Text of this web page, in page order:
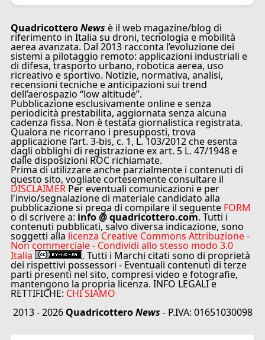
QuadricotteroNews è il web magazine/blog di
riferimento in Italia su droni, tecnologia e mobilità
aerea avanzata. Dal 2013 racconta l’evoluzione dei
sistemi a pilotaggio remoto: applicazioni industriali e
di difesa, trasporto urbano, robotica aerea, uso
ricreativo e sportivo. Notizie, normativa, analisi,
recensioni tecniche e anticipazioni sui trend
dell’aerospazio “low altitude”.
Pubblicazione esclusivamente online e senza
periodicità prestabilita, aggiornata senza alcuna
cadenza fissa. Non è testata giornalistica registrata.
Qualora ne ricorrano i presupposti, trova
applicazione l’art. 3-bis, c. 1, L. 103/2012 che esenta
dagli obblighi di registrazione ex art. 5 L. 47/1948 e
dalle disposizioni ROC richiamate.
Prima di utilizzare anche parzialmente i contenuti di
questo sito, vogliate cortesemente consultare il
DISCLAIMER Per eventuali comunicazioni e per
l'invio/segnalazione di materiale candidato alla
pubblicazione si prega di compilare il seguente FORM
o di scrivere a: info @ quadricottero.com. Tutti i
contenuti pubblicati, salvo diversa indicazione, sono
soggetti alla licenza Creative Commons Attribuzione -
Non commerciale - Condividi allo stesso modo 3.0
Italia . Tutti i Marchi citati sono di proprietà
dei rispettivi possessori - Eventuali contenuti di terze
parti presenti nel sito, compresi video e fotografie,
mantengono la propria licenza. INFO LEGALI e
RETTIFICHE: CHI SIAMO
2013 - 2026 QuadricotteroNews - P.IVA: 01651030098